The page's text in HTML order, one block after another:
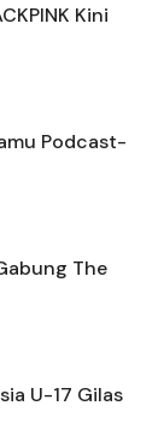
Kini
Podcast-
The
U-17 Gilas